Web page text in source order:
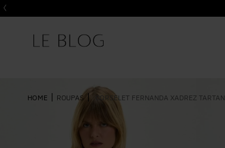
ROUPAS CORSELET FERNANDA XADREZ TARTAN